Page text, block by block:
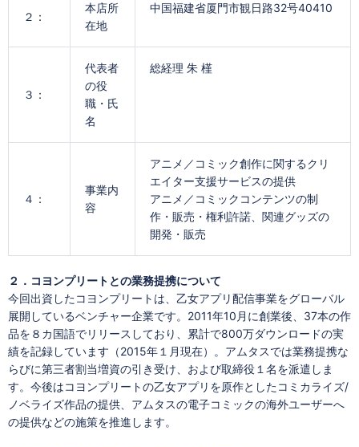
２：
本店所
在地
中国福建省厦門市観日路32号40410
３：
代表者
の役
職・氏
名
総経理 朱 槿
４：
事業内
容
アニメ／コミック創作に関するクリ
エイター支援サービスの提供
アニメ／コミックコンテンツの制
作・販売・権利許諾、関連グッズの
開発・販売
２．コヨンプリートとの業務提携について
今回出資したコヨンプリートは、乙女アプリ配信事業をグローバル
展開しているベンチャー企業です。2011年10月に創業後、37本の作
品を８カ国語でリリースしており、累計で800万ダウンロードの実
績を記録しています（2015年１月現在）。アムタスでは業務提携な
らびに第三者割当増資の引き受け、および取締役１名を派遣しま
す。今後はコヨンプリートの乙女アプリを原作としたコミカライズ/
ノベライズ作品の提供、アムタスの電子コミックの海外ユーザーへ
の提供などの施策を推進します。